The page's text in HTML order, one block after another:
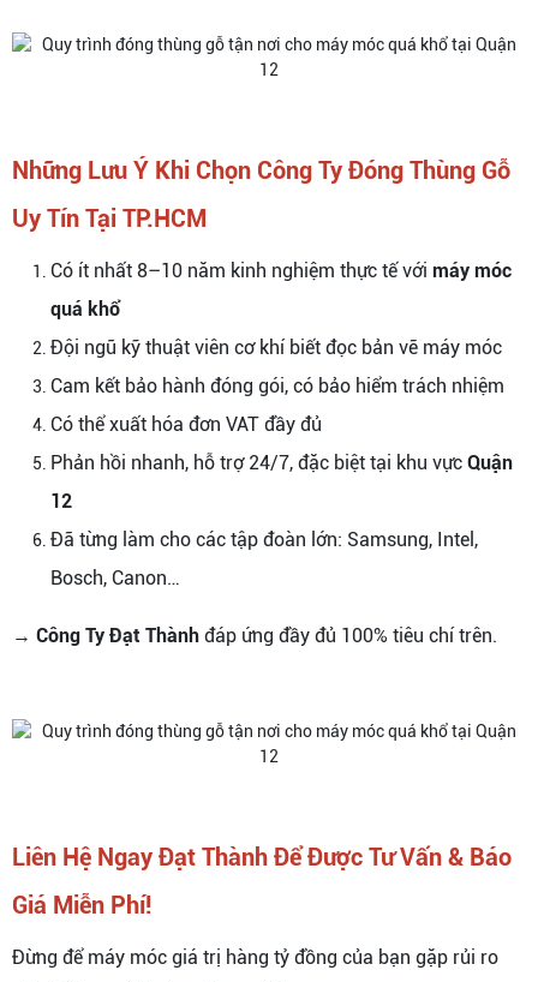
Những Lưu Ý Khi Chọn Công Ty Đóng Thùng Gỗ
Uy Tín Tại TP.HCM
Có ít nhất 8–10 năm kinh nghiệm thực tế với máy móc
quá khổ
Đội ngũ kỹ thuật viên cơ khí biết đọc bản vẽ máy móc
Cam kết bảo hành đóng gói, có bảo hiểm trách nhiệm
Có thể xuất hóa đơn VAT đầy đủ
Phản hồi nhanh, hỗ trợ 24/7, đặc biệt tại khu vực Quận
12
Đã từng làm cho các tập đoàn lớn: Samsung, Intel,
Bosch, Canon…
→ Công Ty Đạt Thành đáp ứng đầy đủ 100% tiêu chí trên.
Liên Hệ Ngay Đạt Thành Để Được Tư Vấn & Báo
Giá Miễn Phí!
Đừng để máy móc giá trị hàng tỷ đồng của bạn gặp rủi ro